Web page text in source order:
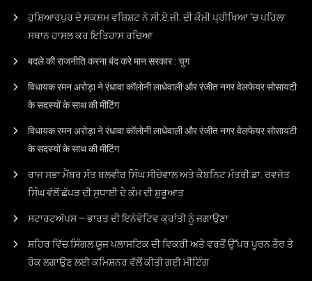
ਹੁਸ਼ਿਆਰਪੁਰ ਦੇ ਸਕਸ਼ਮ ਵਸ਼ਿਸ਼ਟ ਨੇ ਸੀ.ਏ.ਜੀ. ਦੀ ਕੌਮੀ ਪ੍ਰੀਖਿਆ ‘ਚ ਪਹਿਲਾ
ਸਥਾਨ ਹਾਸਲ ਕਰ ਇਤਿਹਾਸ ਰਚਿਆ
बदले की राजनीति करना बंद करे मान सरकार : चुग
विधायक रमन अरोड़ा ने रंधावा कॉलोनी लाधेवाली और रंजीत नगर वेलफेयर सोसायटी
के सदस्यों के साथ की मीटिंग
विधायक रमन अरोड़ा ने रंधावा कॉलोनी लाधेवाली और रंजीत नगर वेलफेयर सोसायटी
के सदस्यों के साथ की मीटिंग
ਰਾਜ ਸਭਾ ਮੈਂਬਰ ਸੰਤ ਬਲਵੀਰ ਸਿੰਘ ਸੀਚੇਵਾਲ ਅਤੇ ਕੈਬਨਿਟ ਮੰਤਰੀ ਡਾ. ਰਵਜੋਤ
ਸਿੰਘ ਵੱਲੋਂ ਛੱਪੜ ਦੀ ਸੁਧਾਈ ਦੇ ਕੰਮ ਦੀ ਸ਼ੁਰੂਆਤ
ਸਟਾਰਟਅੱਪਸ – ਭਾਰਤ ਦੀ ਇਨੋਵੇਟਿਵ ਕ੍ਰਾਂਤੀ ਨੂੰ ਜਗਾਉਣਾ
ਸ਼ਹਿਰ ਵਿੱਚ ਸਿੰਗਲ ਯੂਜ ਪਲਾਸਟਿਕ ਦੀ ਵਿਕਰੀ ਅਤੇ ਵਰਤੋਂ ਉੱਪਰ ਪੂਰਨ ਤੌਰ ਤੇ
ਰੋਕ ਲਗਾਉਣ ਲਈ ਕਮਿਸ਼ਨਰ ਵੱਲੋਂ ਕੀਤੀ ਗਈ ਮੀਟਿੰਗ